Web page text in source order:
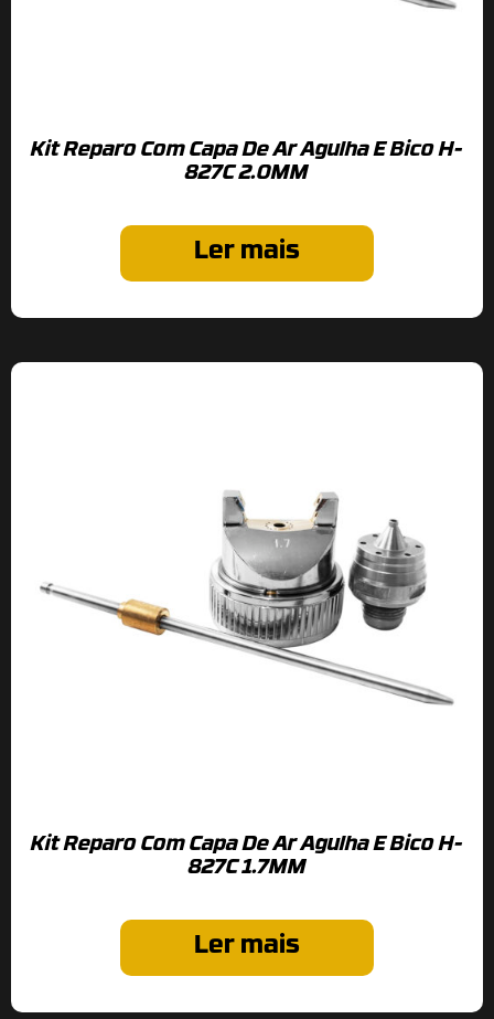
Kit Reparo Com Capa De Ar Agulha E Bico H-
827C 2.0MM
Ler mais
Kit Reparo Com Capa De Ar Agulha E Bico H-
827C 1.7MM
Ler mais